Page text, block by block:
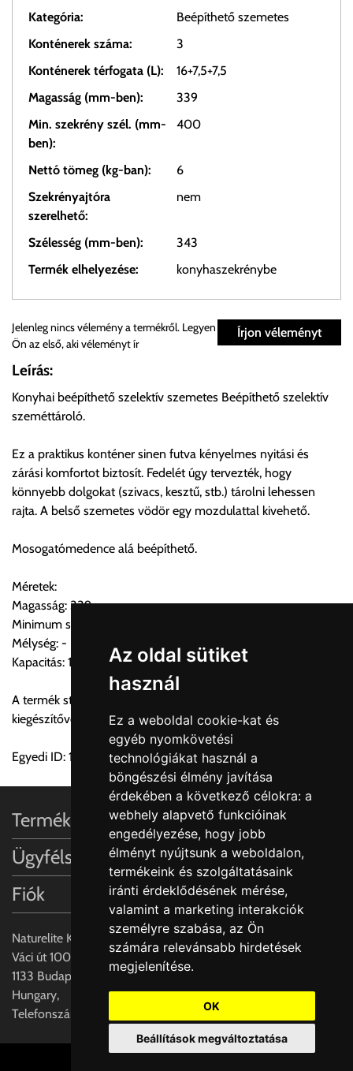
Az oldal sütiket
használ
Ez a weboldal cookie-kat és
egyéb nyomkövetési
technológiákat használ a
böngészési élmény javítása
érdekében a következő célokra: a
webhely alapvető funkcióinak
engedélyezése, hogy jobb
élményt nyújtsunk a weboldalon,
termékeink és szolgáltatásaink
iránti érdeklődésének mérése,
valamint a marketing interakciók
személyre szabása, az Ön
számára relevánsabb hirdetések
megjelenítése.
OK
Beállítások megváltoztatása
Kategória:
Beépíthető szemetes
Konténerek száma:
3
Konténerek térfogata (L):
16+7,5+7,5
Magasság (mm-ben):
339
Min. szekrény szél. (mm-
ben):
400
Nettó tömeg (kg-ban):
6
Szekrényajtóra
szerelhető:
nem
Szélesség (mm-ben):
343
Termék elhelyezése:
konyhaszekrénybe
Személyes átvétel:
Önnek lehetősége van rendelését a beérkezést követően
ingyenesen átvenni Budapesti Cégcsoportunk Stúdiójában
előre egyeztetett időpontban.
Szállítási díjak:
Az oldalunkon rendelés esetén, amennyiben szállítást is kér,
vásárolt árú figyelembevételével az önnek megfelelő szállítási
Amennyiben nem biztos választásában, vagy a program
automatikusan nem ajánl fel szállítási költséget, úgy válassza
a 0.- forintos szállítást, kollégáink megvizsgálják a vásárolt
termék adatait, majd visszaigazolják a szállítás költségét.
Ingyenes szállítási lehetőség nincs!
Egyes termékek súlyát a program nem ismeri, rendelés esetén
a központ igazolja vissza. Amennyiben a költséget az Ön által
gondoltnál magasabb értékben igazoljuk vissza, úgy a
visszaigazolástól számított 24 órán belül a terméket
lemondhatja, vagy kérheti a személyes átvételre való
FIGYELEM!!
KERÁMIA TERMÉKEK SZÁLLÍTATÁSA NEM, VAGY CSAK
A MEGRENDELŐ KIFEJEZETT KÉRÉSÉRE ÉS
FELELŐSSÉGÉRE LEHETSÉGES!!
Egyéb leírások:
Budapesti szállítások:
1, Budapestre kért szállítás esetén az általános szállítás
helyett időre történő extra szállítás kérése is lehetséges
egyedi áron. A szállítás megbeszélt időablakban lehetőség
szerint 1 órás intervallumon belüli pontos időpont
Írjon véleményt
Jelenleg nincs vélemény a termékről. Legyen
Ön az első, aki véleményt ír
Leírás:
Konyhai beépíthető szelektív szemetes Beépíthető szelektív
szeméttároló.
Ez a praktikus konténer sinen futva kényelmes nyitási és
zárási komfortot biztosít. Fedelét úgy tervezték, hogy
könnyebb dolgokat (szivacs, kesztű, stb.) tárolni lehessen
rajta. A belső szemetes vödör egy mozdulattal kivehető.
Mosogatómedence alá beépíthető.
Méretek:
Magasság: 339mm
Minimum szekrényszélesség: 400mm(szekrény)
Mélység: -
Kapacitás: 1×16L + 2×7,5L
A termék stabilitásának növelésére javasoljuk a 222101-es
kiegészítővel való beépítését.
Egyedi ID: 1000231144
Naturelite Kft,
Váci út 100.,
1133 Budapest,
Hungary,
Telefonszám: +(36) 70-427-3837
Termékinformációk
Ügyfélszolgálat
Fiók